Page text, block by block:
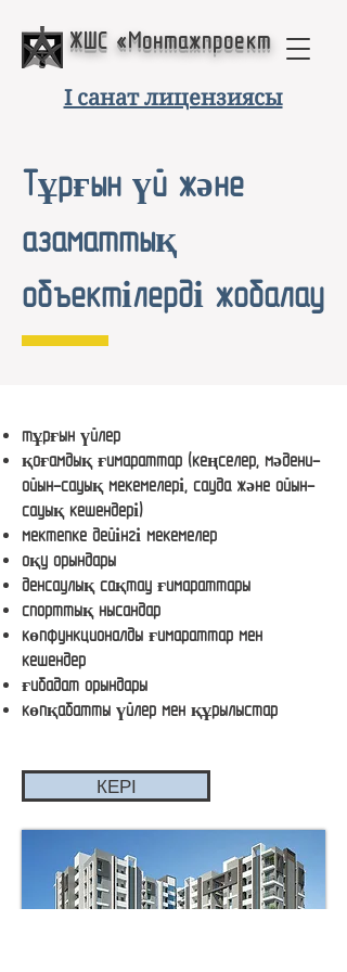
ЖШС «Монтажпроект
I санат лицензиясы
Тұрғын үй және
азаматтық
объектілерді жобалау
тұрғын үйлер
қоғамдық ғимараттар (кеңселер, мәдени-
ойын-сауық мекемелері, сауда және ойын-
сауық кешендері)
мектепке дейінгі мекемелер
оқу орындары
денсаулық сақтау ғимараттары
спорттық нысандар
көпфункционалды ғимараттар мен
кешендер
ғибадат орындары
көпқабатты үйлер мен құрылыстар
КЕРІ